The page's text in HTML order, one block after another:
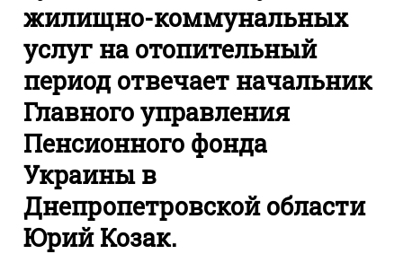
жилищно-коммунальных
услуг на отопительный
период отвечает начальник
Главного управления
Пенсионного фонда
Украины в
Днепропетровской области
Юрий Козак.